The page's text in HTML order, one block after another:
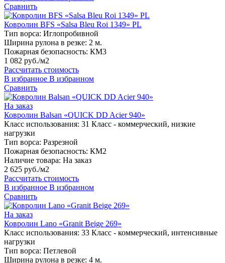
Сравнить
Ковролин BFS «Salsa Bleu Roi 1349» PL
Тип ворса: Иглопробивной
Ширина рулона в резке: 2 м.
Пожарная безопасность: КМ3
1 082 руб./м2
Рассчитать стоимость
В избранное В избранном
Сравнить
На заказ
Ковролин Balsan «QUICK DD Acier 940»
Класс использования: 31 Класс - коммерческий, низкие
нагрузки
Тип ворса: Разрезной
Пожарная безопасность: КМ2
Наличие товара: На заказ
2 625 руб./м2
Рассчитать стоимость
В избранное В избранном
Сравнить
На заказ
Ковролин Lano «Granit Beige 269»
Класс использования: 33 Класс - коммерческий, интенсивные
нагрузки
Тип ворса: Петлевой
Ширина рулона в резке: 4 м.